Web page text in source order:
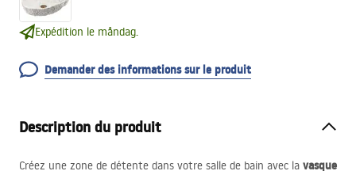
Expédition le måndag.
Demander des informations sur le produit
Description du produit
Créez une zone de détente dans votre salle de bain avec la vasque